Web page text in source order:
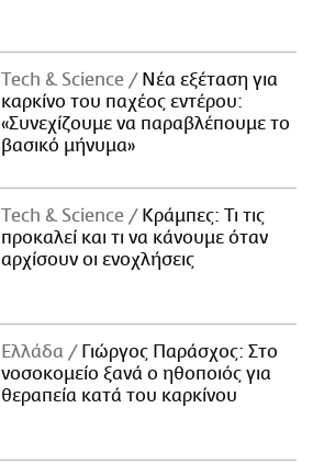
Τech & Science
Νέα εξέταση για
καρκίνο του παχέος εντέρου:
«Συνεχίζουμε να παραβλέπουμε το
βασικό μήνυμα»
Τech & Science
Κράμπες: Τι τις
προκαλεί και τι να κάνουμε όταν
αρχίσουν οι ενοχλήσεις
Ελλάδα
Γιώργος Παράσχος: Στο
νοσοκομείο ξανά ο ηθοποιός για
θεραπεία κατά του καρκίνου